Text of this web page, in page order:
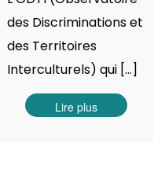
des Discriminations et
des Territoires
Interculturels) qui […]
Lire plus